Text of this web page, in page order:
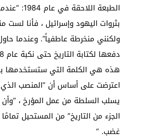
الطبعة
بثروات اليهود وإسرائيل ، فأنا لست
ولكنني منخرطة عاطفياً”. وعندما
هذه هي الكلمة التي ستستخدمها
اعترضت على أساس أن “المنصب
يسلب السلطة من عمل المؤرخ ، “وأن
الجزء من التاريخ” من المستحيل
غضب. “